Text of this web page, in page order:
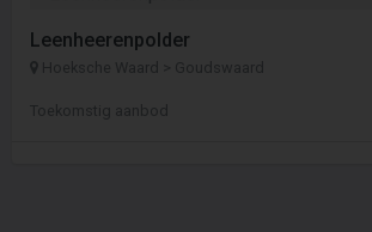
Leenheerenpolder
Hoeksche Waard > Goudswaard
Toekomstig aanbod